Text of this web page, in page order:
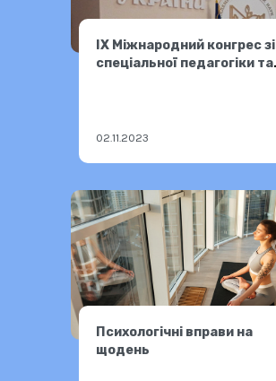
ІХ Міжнародний конгрес зі
спеціальної педагогіки та
02.11.2023
Психологічні вправи на
щодень